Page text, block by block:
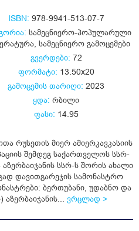
ISBN: 978-9941-513-07-7
სამეცნიერო-პოპულარული
სამეცნიერო გამოცემები
გვერდები: 72
ფორმატი: 13.50x20
გამოცემის თარიღი: 2023
ყდა: რბილი
ფასი: 14.95
რუსეთის მიერ ამიერკავკასიის
შემდეგ საქართველოს სსრ-
აზერბაიჯანის სსრ-ს შორის ახალი
დავითგარეჯის სამონასტრო
ბერთუბანი, უდაბნო და
ვრცლად >